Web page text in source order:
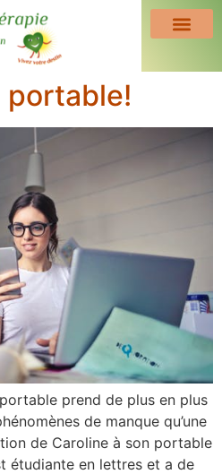
portable!
prend de plus en plus
de manque qu’une
de Caroline à son portable
étudiante en lettres et a de